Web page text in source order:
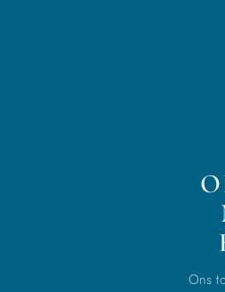
Ons